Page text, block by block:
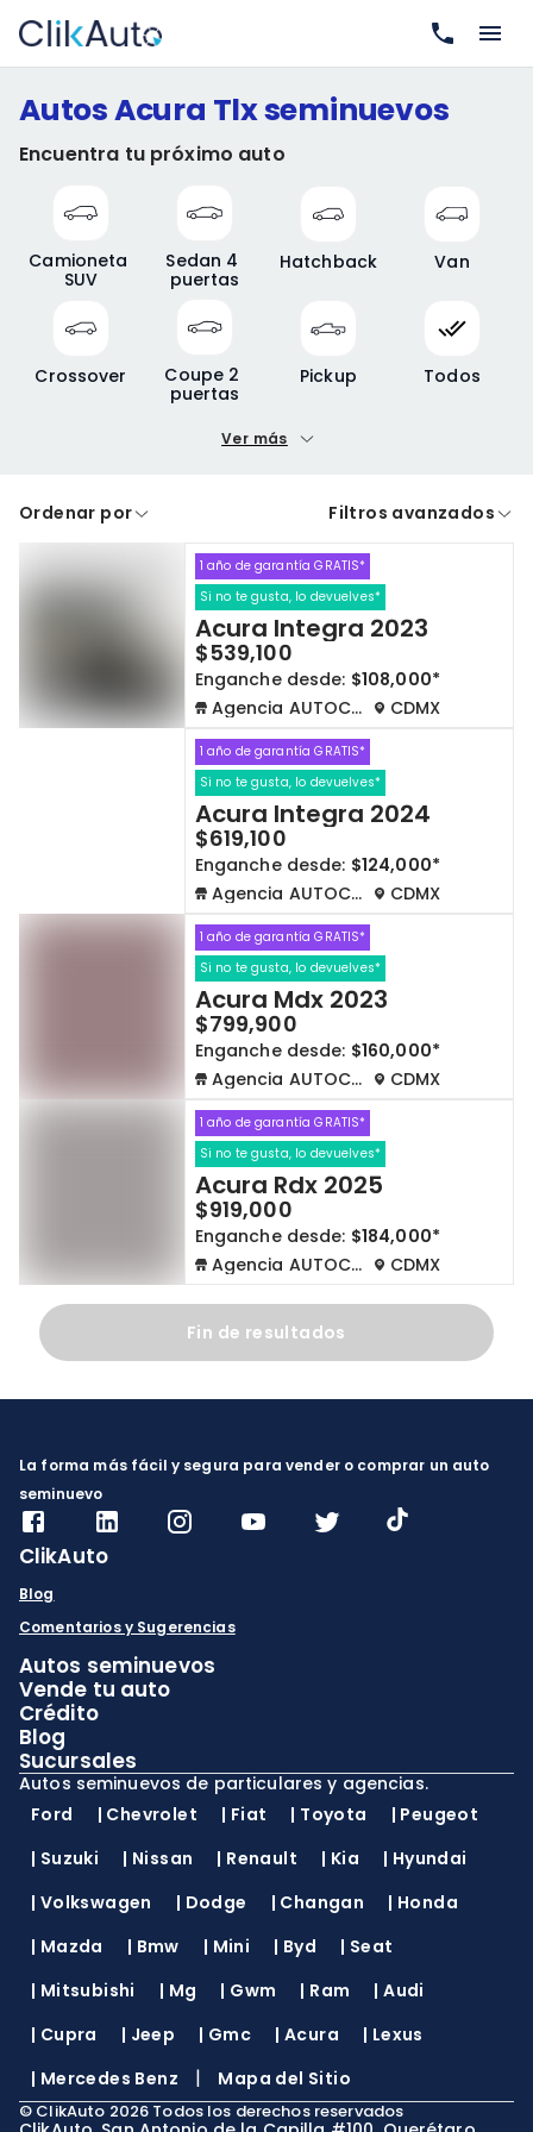
Autos Acura Tlx seminuevos
Encuentra tu próximo auto
Camioneta
SUV
Sedan 4
puertas
Hatchback Van
Crossover
Coupe 2
puertas
Pickup Todos
Precio máximo
A crédito De contado
Cdmx y Edo Mex Querétaro
Negociar precio
Borrar todo
Ver más
Ordenar por Filtros avanzados
1 año de garantía GRATIS*
Si no te gusta, lo devuelves*
Acura Integra 2023
$539,100
Enganche desde: $108,000*
Agencia AUTOCOM
CDMX
1 año de garantía GRATIS*
Si no te gusta, lo devuelves*
Acura Integra 2024
$619,100
Enganche desde: $124,000*
Agencia AUTOCOM
CDMX
1 año de garantía GRATIS*
Si no te gusta, lo devuelves*
Acura Mdx 2023
$799,900
Enganche desde: $160,000*
Agencia AUTOCOM
CDMX
1 año de garantía GRATIS*
Si no te gusta, lo devuelves*
Acura Rdx 2025
$919,000
Enganche desde: $184,000*
Agencia AUTOCOM
CDMX
Fin de resultados
La forma más fácil y segura para vender o comprar un auto
seminuevo
ClikAuto
Blog
Comentarios y Sugerencias
Autos seminuevos
Vende tu auto
Crédito
Blog
Sucursales
Autos seminuevos de particulares y agencias.
Ford
| Chevrolet | Fiat | Toyota | Peugeot
| Suzuki | Nissan | Renault | Kia | Hyundai
| Volkswagen | Dodge | Changan | Honda
| Mazda | Bmw | Mini | Byd | Seat
| Mitsubishi | Mg | Gwm | Ram |Audi
| Cupra | Jeep | Gmc |Acura | Lexus
| Mercedes Benz | Mapa del Sitio
© ClikAuto 2026 Todos los derechos reservados